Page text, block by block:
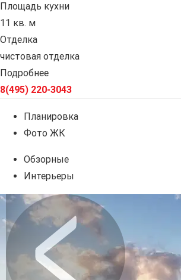
Площадь кухни
11 кв. м
Отделка
чистовая отделка
Подробнее
8(495) 220-3043
Планировка
Фото ЖК
Обзорные
Интерьеры